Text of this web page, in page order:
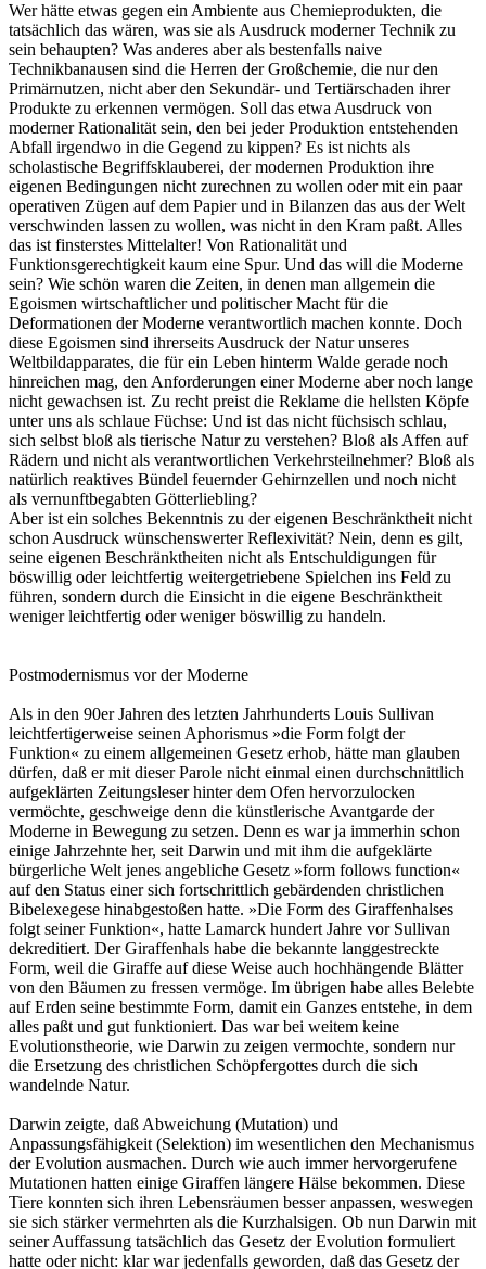
Wer hätte etwas gegen ein Ambiente aus Chemieprodukten, die
tatsächlich das wären, was sie als Ausdruck moderner Technik zu
sein behaupten? Was anderes aber als bestenfalls naive
Technikbanausen sind die Herren der Großchemie, die nur den
Primärnutzen, nicht aber den Sekundär- und Tertiärschaden ihrer
Produkte zu erkennen vermögen. Soll das etwa Ausdruck von
moderner Rationalität sein, den bei jeder Produktion entstehenden
Abfall irgendwo in die Gegend zu kippen? Es ist nichts als
scholastische Begriffsklauberei, der modernen Produktion ihre
eigenen Bedingungen nicht zurechnen zu wollen oder mit ein paar
operativen Zügen auf dem Papier und in Bilanzen das aus der Welt
verschwinden lassen zu wollen, was nicht in den Kram paßt. Alles
das ist finsterstes Mittelalter! Von Rationalität und
Funktionsgerechtigkeit kaum eine Spur. Und das will die Moderne
sein? Wie schön waren die Zeiten, in denen man allgemein die
Egoismen wirtschaftlicher und politischer Macht für die
Deformationen der Moderne verantwortlich machen konnte. Doch
diese Egoismen sind ihrerseits Ausdruck der Natur unseres
Weltbildapparates, die für ein Leben hinterm Walde gerade noch
hinreichen mag, den Anforderungen einer Moderne aber noch lange
nicht gewachsen ist. Zu recht preist die Reklame die hellsten Köpfe
unter uns als schlaue Füchse: Und ist das nicht füchsisch schlau,
sich selbst bloß als tierische Natur zu verstehen? Bloß als Affen auf
Rädern und nicht als verantwortlichen Verkehrsteilnehmer? Bloß als
natürlich reaktives Bündel feuernder Gehirnzellen und noch nicht
als vernunftbegabten Götterliebling?
Aber ist ein solches Bekenntnis zu der eigenen Beschränktheit nicht
schon Ausdruck wünschenswerter Reflexivität? Nein, denn es gilt,
seine eigenen Beschränktheiten nicht als Entschuldigungen für
böswillig oder leichtfertig weitergetriebene Spielchen ins Feld zu
führen, sondern durch die Einsicht in die eigene Beschränktheit
weniger leichtfertig oder weniger böswillig zu handeln.
Postmodernismus vor der Moderne
Als in den 90er Jahren des letzten Jahrhunderts Louis Sullivan
leichtfertigerweise seinen Aphorismus »die Form folgt der
Funktion« zu einem allgemeinen Gesetz erhob, hätte man glauben
dürfen, daß er mit dieser Parole nicht einmal einen durchschnittlich
aufgeklärten Zeitungsleser hinter dem Ofen hervorzulocken
vermöchte, geschweige denn die künstlerische Avantgarde der
Moderne in Bewegung zu setzen. Denn es war ja immerhin schon
einige Jahrzehnte her, seit Darwin und mit ihm die aufgeklärte
bürgerliche Welt jenes angebliche Gesetz »form follows function«
auf den Status einer sich fortschrittlich gebärdenden christlichen
Bibelexegese hinabgestoßen hatte. »Die Form des Giraffenhalses
folgt seiner Funktion«, hatte Lamarck hundert Jahre vor Sullivan
dekreditiert. Der Giraffenhals habe die bekannte langgestreckte
Form, weil die Giraffe auf diese Weise auch hochhängende Blätter
von den Bäumen zu fressen vermöge. Im übrigen habe alles Belebte
auf Erden seine bestimmte Form, damit ein Ganzes entstehe, in dem
alles paßt und gut funktioniert. Das war bei weitem keine
Evolutionstheorie, wie Darwin zu zeigen vermochte, sondern nur
die Ersetzung des christlichen Schöpfergottes durch die sich
wandelnde Natur.
Darwin zeigte, daß Abweichung (Mutation) und
Anpassungsfähigkeit (Selektion) im wesentlichen den Mechanismus
der Evolution ausmachen. Durch wie auch immer hervorgerufene
Mutationen hatten einige Giraffen längere Hälse bekommen. Diese
Tiere konnten sich ihren Lebensräumen besser anpassen, weswegen
sie sich stärker vermehrten als die Kurzhalsigen. Ob nun Darwin mit
seiner Auffassung tatsächlich das Gesetz der Evolution formuliert
hatte oder nicht: klar war jedenfalls geworden, daß das Gesetz der